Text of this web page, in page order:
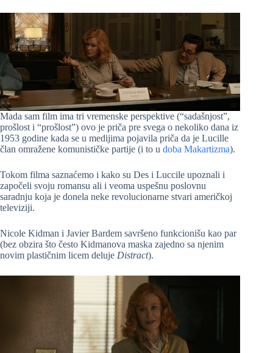
Mada sam film ima tri vremenske perspektive (“sadašnjost”,
prošlost i “prošlost”) ovo je priča pre svega o nekoliko dana iz
1953 godine kada se u medijima pojavila priča da je Lucille
član omražene komunističke partije (i to u doba Makartizma).
Tokom filma saznaćemo i kako su Des i Luccile upoznali i
započeli svoju romansu ali i veoma uspešnu poslovnu
saradnju koja je donela neke revolucionarne stvari američkoj
televiziji.
Nicole Kidman i Javier Bardem savršeno funkcionišu kao par
(bez obzira što često Kidmanova maska zajedno sa njenim
novim plastičnim licem deluje Distract).